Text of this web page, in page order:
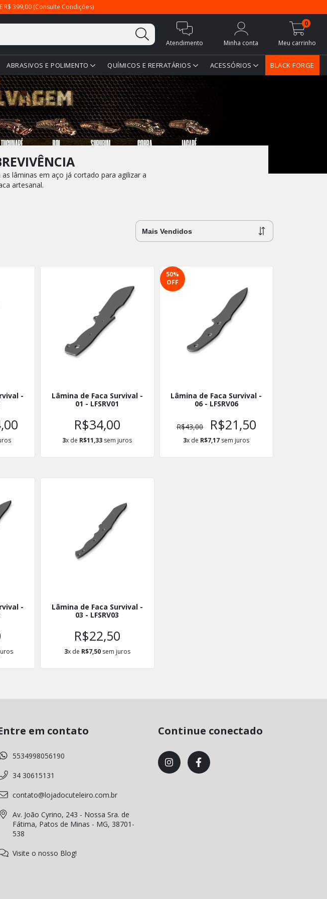
R$ 399,00 (Consulte Condições)
Atendimento Minha conta Meu carrinho
0
ABRASIVOS E POLIMENTO QUÍMICOS E REFRATÁRIOS ACESSÓRIOS BLACK FORGE
lâminas em aço já cortado para agilizar a
artesanal.
-
Lâmina de Faca Survival -
01 - LFSRV01
R$34,00
3x de R$11,33 sem juros
50%
OFF
Lâmina de Faca Survival -
06 - LFSRV06
R$43,00 R$21,50
3x de R$7,17 sem juros
-
Lâmina de Faca Survival -
03 - LFSRV03
R$22,50
3x de R$7,50sem juros
em contato
5534998056190
34 30615131
contato@lojadocuteleiro.com.br
Av. João Cyrino, 243 - Nossa Sra. de
Fátima, Patos de Minas - MG, 38701-
538
Visite o nosso Blog!
Continue conectado